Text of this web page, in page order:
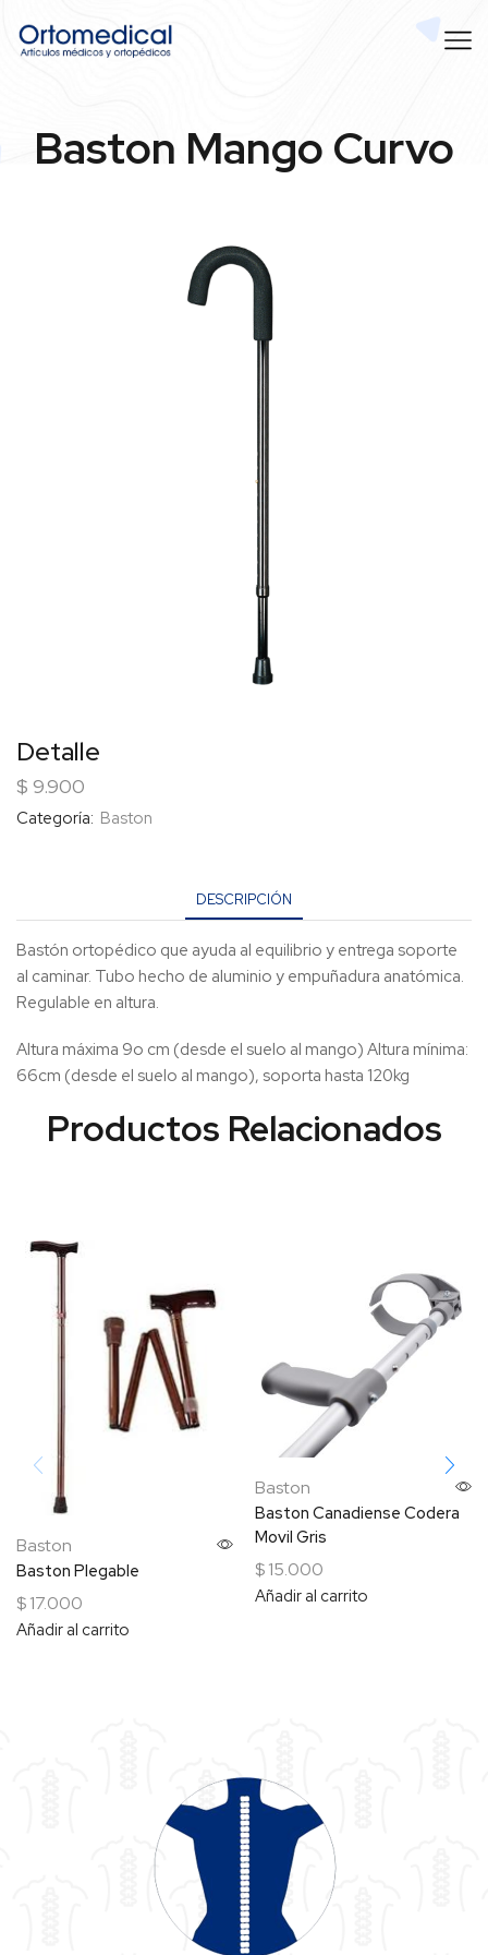
Baston Mango Curvo
Detalle
$ 9.900
Categoría: Baston
DESCRIPCIÓN
Bastón ortopédico que ayuda al equilibrio y entrega soporte
al caminar. Tubo hecho de aluminio y empuñadura anatómica.
Regulable en altura.
Altura máxima 9o cm (desde el suelo al mango) Altura mínima:
66cm (desde el suelo al mango), soporta hasta 120kg
Baston
Baston Plegable
$17.000
Añadir al carrito
Baston
Baston Canadiense Codera
Movil Gris
$15.000
Añadir al carrito